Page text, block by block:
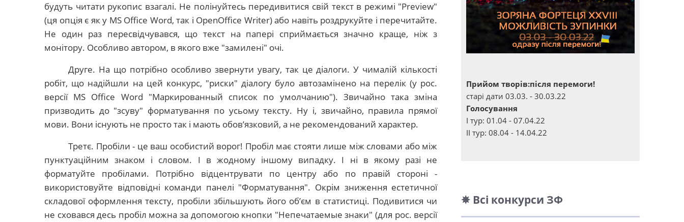
будуть читати рукопис взагалі. Не полінуйтесь передивитися свій текст в режимі "Preview"
(ця опція є як у MS Office Word, так і OpenOffice Writer) або навіть роздрукуйте і перечитайте.
Не один раз пересвідчувався, що текст на папері сприймається значно краще, ніж з
монітору. Особливо автором, в якого вже "замилені" очі.
Друге. На що потрібно особливо звернути увагу, так це діалоги. У чималій кількості
робіт, що надійшли на цей конкурс, "риски" діалогу було автозамінено на перелік (у рос.
версії MS Office Word "Маркированный список по умолчанию"). Звичайно така зміна
призводить до "зсуву" форматування по усьому тексту. Ну і, звичайно, правила прямої
мови. Вони існують не просто так і мають обов’язковий, а не рекомендований характер.
Третє. Пробіли - це ваш особистий ворог! Пробіл має стояти лише між словами або між
пунктуаційним знаком і словом. І в жодному іншому випадку. І ні в якому разі не
форматуйте пробілами. Потрібно відцентрувати по центру або по правій стороні -
використовуйте відповідні команди панелі "Форматування". Окрім зниження естетичної
складової оформлення тексту, пробіли збільшують його об’єм в статистиці. Подивитися чи
не сховався десь пробіл можна за допомогою кнопки "Непечатаемые знаки" (для рос. версії
Прийом творів:після перемоги!
старі дати 03.03. - 30.03.22
Голосування
І тур: 01.04 - 07.04.22
ІІ тур: 08.04 - 14.04.22
✵ Всі конкурси ЗФ